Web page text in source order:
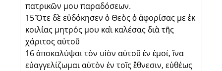
πατρικῶν μου παραδόσεων.
15 Ὅτε δὲ εὐδόκησεν ὁ Θεὸς ὁ ἀφορίσας με ἐκ
κοιλίας μητρός μου καὶ καλέσας διὰ τῆς
χάριτος αὐτοῦ
16 ἀποκαλύψαι τὸν υἱὸν αὐτοῦ ἐν ἐμοί, ἵνα
εὐαγγελίζωμαι αὐτὸν ἐν τοῖς ἔθνεσιν, εὐθέως